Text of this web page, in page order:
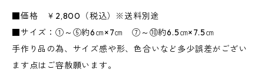
■価格 ￥2,800（税込）※送料別途
■サイズ：①～⑥約6㎝×7㎝ ⑦～⑩約6.5㎝×7.5㎝
手作り品の為、サイズ感や形、色合いなど多少誤差がござい
ます点はご容赦願います。